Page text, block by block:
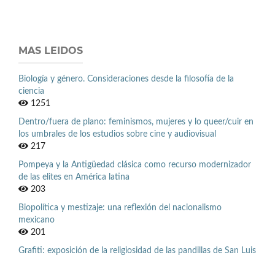
MAS LEIDOS
Biología y género. Consideraciones desde la filosofía de la
ciencia
1251
Dentro/fuera de plano: feminismos, mujeres y lo queer/cuir en
los umbrales de los estudios sobre cine y audiovisual
217
Pompeya y la Antigüedad clásica como recurso modernizador
de las elites en América latina
203
Biopolítica y mestizaje: una reflexión del nacionalismo
mexicano
201
Grafiti: exposición de la religiosidad de las pandillas de San Luis